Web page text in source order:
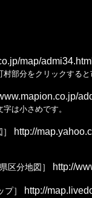
map/admi34.html
部分をクリックすると
は小さめです。
http://
区分地図］ http://
］ http://